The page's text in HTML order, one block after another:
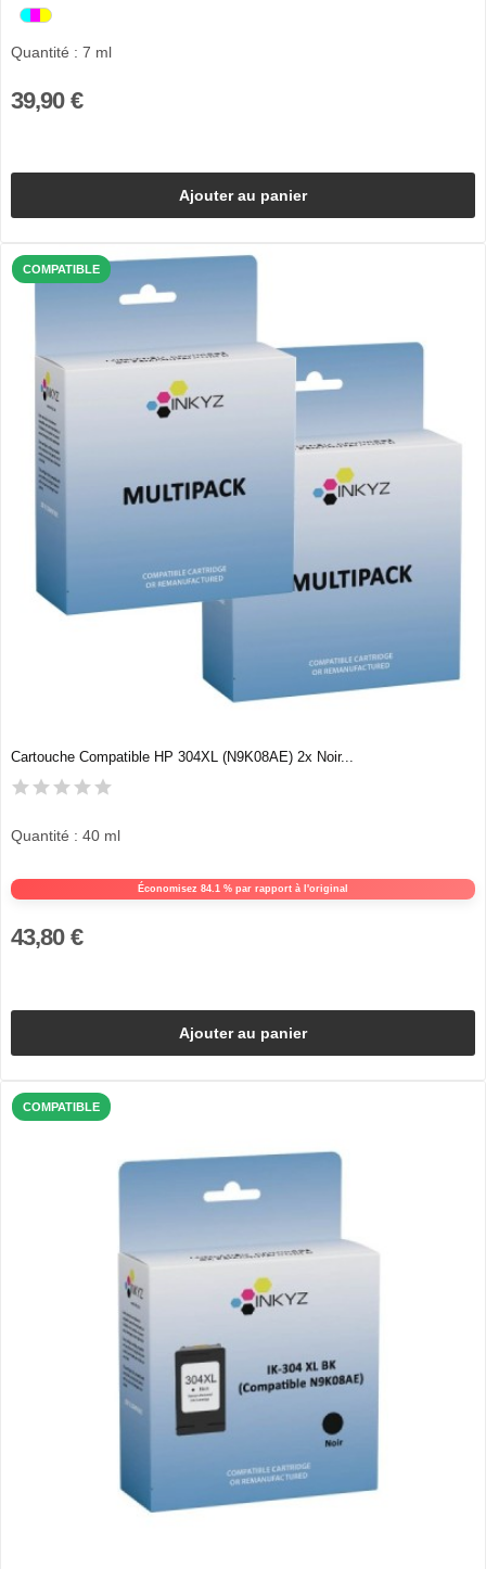
Quantité : 7 ml
39,90 €
Ajouter au panier
COMPATIBLE
Cartouche Compatible HP 304XL (N9K08AE) 2x Noir...
Économisez 84.1 % par rapport à l'original
Quantité : 40 ml
43,80 €
Ajouter au panier
COMPATIBLE